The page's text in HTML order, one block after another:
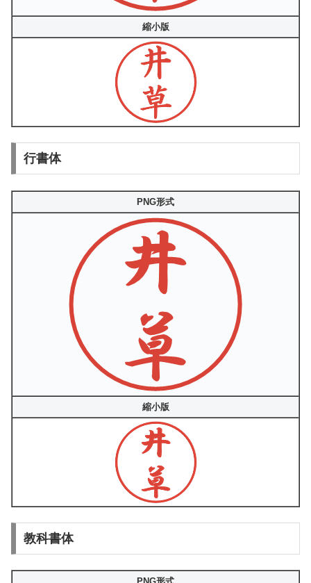
縮小版
行書体
PNG形式
縮小版
教科書体